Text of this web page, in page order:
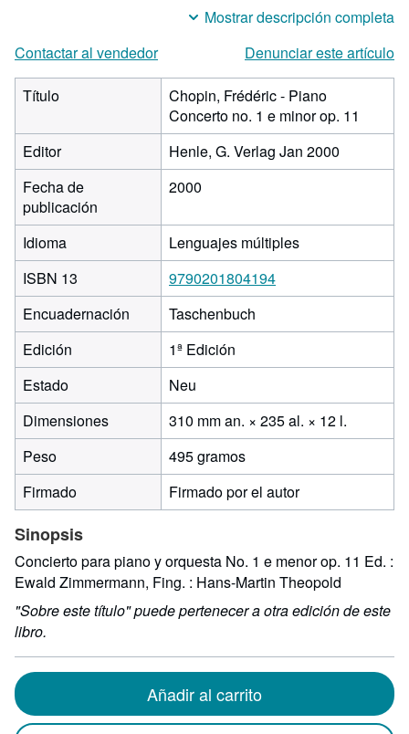
Mostrar descripción completa
Contactar al vendedor
Denunciar este artículo
Título
Chopin, Frédéric - Piano
Concerto no. 1 e minor op. 11
Editor
Henle, G. Verlag Jan 2000
Fecha de
publicación
2000
Idioma
Lenguajes múltiples
ISBN 13
9790201804194
Encuadernación
Taschenbuch
Edición
1ª Edición
Estado
Neu
Dimensiones
310 mm an. × 235 al. × 12 l.
de
por
por
de
largo
Peso
495 gramos
Firmado
Firmado por el autor
Sinopsis
Concierto para piano y orquesta No. 1 e menor op. 11 Ed. :
Ewald Zimmermann, Fing. : Hans-Martin Theopold
"Sobre este título" puede pertenecer a otra edición de este
libro.
Añadir al carrito